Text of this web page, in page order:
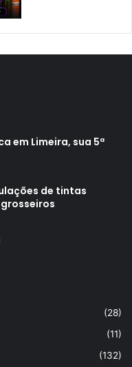
em Limeira, sua 5ª
de tintas
(28)
(11)
(132)